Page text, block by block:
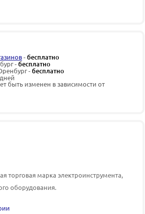
-бесплатно
-бесплатно
-бесплатно
быть изменен в зависимости от
торговая марка электроинструмента,
оборудования.